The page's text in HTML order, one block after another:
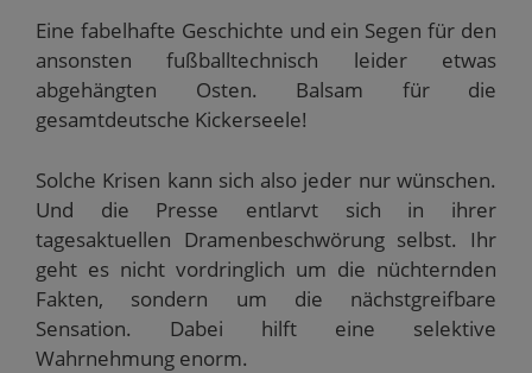
Eine fabelhafte Geschichte und ein Segen für den
ansonsten fußballtechnisch leider etwas
abgehängten Osten. Balsam für die
gesamtdeutsche Kickerseele!
Solche Krisen kann sich also jeder nur wünschen.
Und die Presse entlarvt sich in ihrer
tagesaktuellen Dramenbeschwörung selbst. Ihr
geht es nicht vordringlich um die nüchternden
Fakten, sondern um die nächstgreifbare
Sensation. Dabei hilft eine selektive
Wahrnehmung enorm.